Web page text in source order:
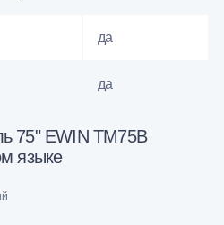
да
да
75" EWIN TM75B
языке